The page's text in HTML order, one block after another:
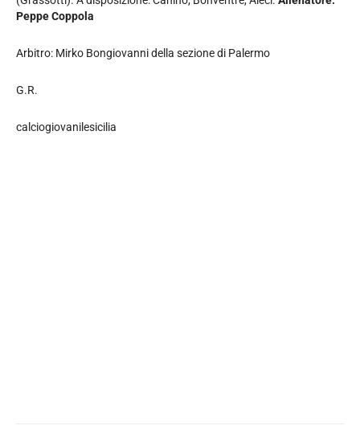
Peppe Coppola
Arbitro: Mirko Bongiovanni della sezione di Palermo
G.R.
calciogiovanilesicilia